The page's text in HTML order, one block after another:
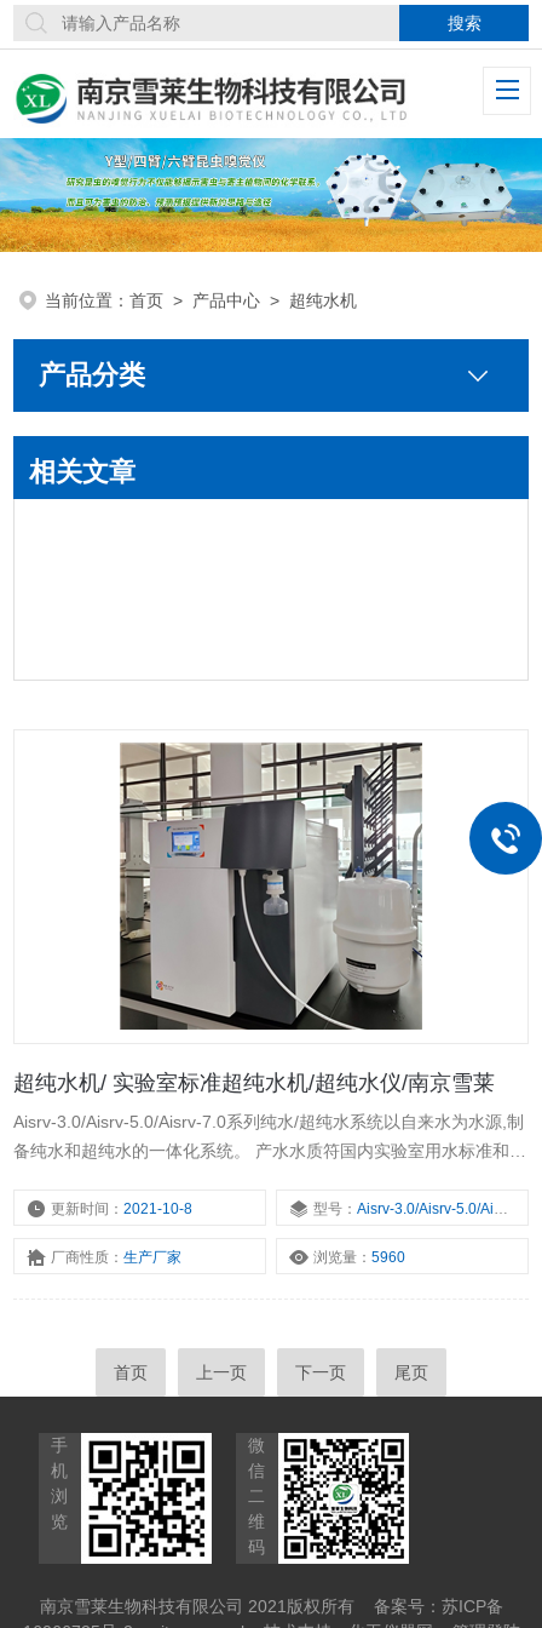
当前位置：首页 > 产品中心 > 超纯水机
产品分类
相关文章
超纯水机/ 实验室标准超纯水机/超纯水仪/南京雪莱
Aisrv-3.0/Aisrv-5.0/Aisrv-7.0系列纯水/超纯水系统以自来水为水源,制
备纯水和超纯水的一体化系统。 产水水质符国内实验室用水标准和试
质标准。更新时间：2021-10-8 型号：Aisrv-3.0/Aisrv-5.0/Aisrv-7.0系列
厂商性质：生产厂家 浏览量：5960
首页 上一页 下一页 尾页
手
机
浏
览
微
信
二
维
码
南京雪莱生物科技有限公司 2021版权所有 备案号：苏ICP备